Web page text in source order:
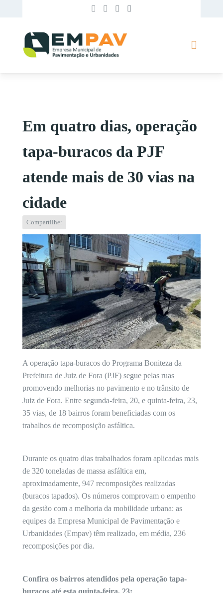
Em quatro dias, operação
tapa-buracos da PJF
atende mais de 30 vias na
cidade
Compartilhe:
A operação tapa-buracos do Programa Boniteza da
Prefeitura de Juiz de Fora (PJF) segue pelas ruas
promovendo melhorias no pavimento e no trânsito de
Juiz de Fora. Entre segunda-feira, 20, e quinta-feira, 23,
35 vias, de 18 bairros foram beneficiadas com os
trabalhos de recomposição asfáltica.
Durante os quatro dias trabalhados foram aplicadas mais
de 320 toneladas de massa asfáltica em,
aproximadamente, 947 recomposições realizadas
(buracos tapados). Os números comprovam o empenho
da gestão com a melhoria da mobilidade urbana: as
equipes da Empresa Municipal de Pavimentação e
Urbanidades (Empav) têm realizado, em média, 236
recomposições por dia.
Confira os bairros atendidos pela operação tapa-
buracos até esta quinta-feira, 23: